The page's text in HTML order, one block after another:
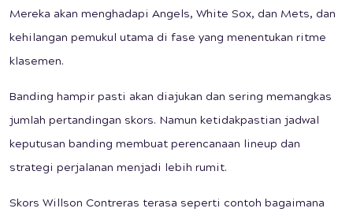
Mereka akan menghadapi Angels, White Sox, dan Mets, dan
kehilangan pemukul utama di fase yang menentukan ritme
klasemen.
Banding hampir pasti akan diajukan dan sering memangkas
jumlah pertandingan skors. Namun ketidakpastian jadwal
keputusan banding membuat perencanaan lineup dan
strategi perjalanan menjadi lebih rumit.
Skors Willson Contreras terasa seperti contoh bagaimana